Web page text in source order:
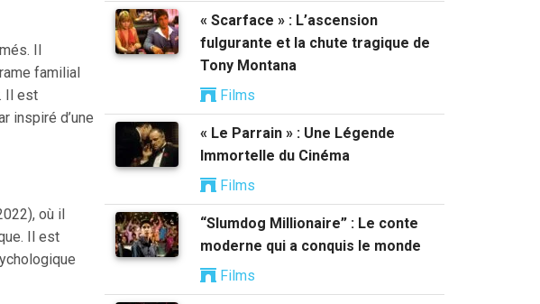
Il
familial
Il est
inspiré d’une
où il
Il est
« Scarface » : L’ascension
fulgurante et la chute tragique de
Tony Montana
Films
« Le Parrain » : Une Légende
Immortelle du Cinéma
Films
“Slumdog Millionaire” : Le conte
moderne qui a conquis le monde
Films